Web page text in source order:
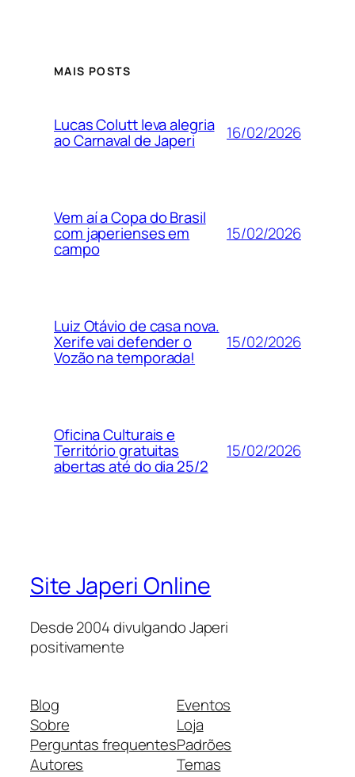
MAIS POSTS
Lucas Colutt leva alegria
ao Carnaval de Japeri 16/02/2026
Vem aí a Copa do Brasil
com japerienses em
campo
15/02/2026
Luiz Otávio de casa nova.
Xerife vai defender o
Vozão na temporada!
15/02/2026
Oficina Culturais e
Território gratuitas
abertas até do dia 25/2
15/02/2026
Site Japeri Online
Desde 2004 divulgando Japeri
positivamente
Blog
Sobre
Perguntas frequentes
Autores
Eventos
Loja
Padrões
Temas